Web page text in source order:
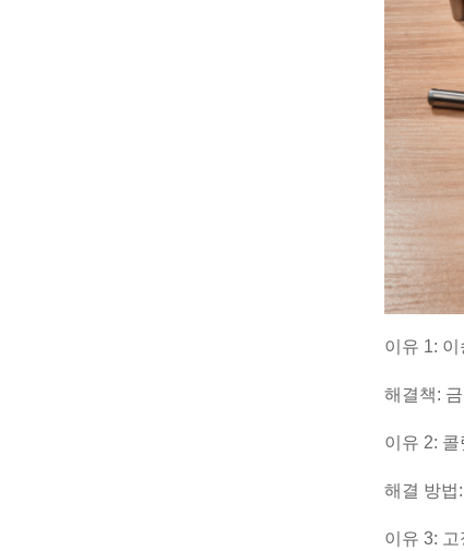
이유 1:
해결책:
이유 2:
해결 방법
이유 3: